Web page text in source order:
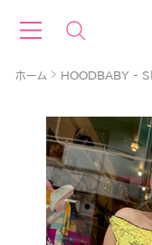
ホーム > HOODBABY -